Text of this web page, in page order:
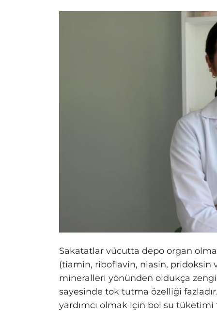
Sakatatlar vücutta depo organ
(tiamin, riboflavin, niasin, pridoksin
mineralleri yönünden oldukça
sayesinde tok tutma özelliği
yardımcı olmak için bol su tüketimi